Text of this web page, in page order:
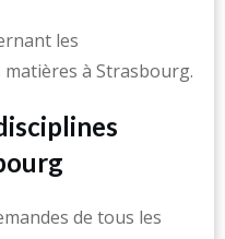
les
à Strasbourg.
de tous les